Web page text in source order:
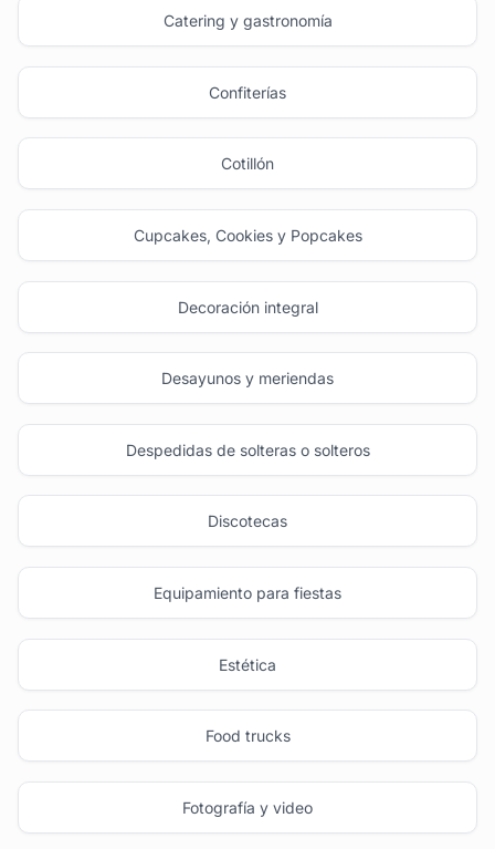
Catering y gastronomía
Confiterías
Cotillón
Cupcakes, Cookies y Popcakes
Decoración integral
Desayunos y meriendas
Despedidas de solteras o solteros
Discotecas
Equipamiento para fiestas
Estética
Food trucks
Fotografía y video